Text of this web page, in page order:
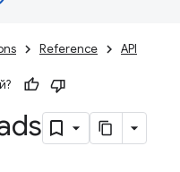
Reference API